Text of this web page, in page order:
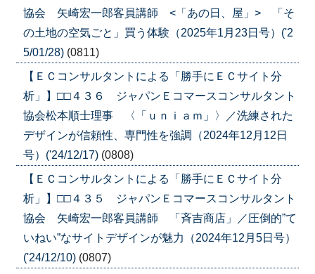
協会 矢崎宏一郎客員講師 <「あの日、屋」> 「そ
の土地の空気ごと」買う体験（2025年1月23日号）('2
5/01/28) (0811)
【ＥＣコンサルタントによる「勝手にＥＣサイト分
析」】□□４３６ ジャパンＥコマースコンサルタント
協会松本順士理事 〈「ｕｎｉａｍ」〉／洗練された
デザインが信頼性、専門性を強調（2024年12月12日
号）('24/12/17) (0808)
【ＥＣコンサルタントによる「勝手にＥＣサイト分
析」】□□４３５ ジャパンＥコマースコンサルタント
協会 矢崎宏一郎客員講師 「斉吉商店」／圧倒的”て
いねい”なサイトデザインが魅力（2024年12月5日号）
('24/12/10) (0807)